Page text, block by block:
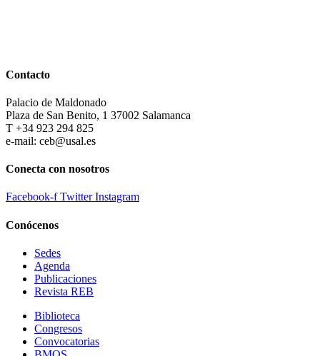
Contacto
Palacio de Maldonado
Plaza de San Benito, 1 37002 Salamanca
T +34 923 294 825
e-mail: ceb@usal.es
Conecta con nosotros
Facebook-f Twitter Instagram
Conócenos
Sedes
Agenda
Publicaciones
Revista REB
Biblioteca
Congresos
Convocatorias